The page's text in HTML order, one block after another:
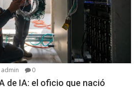
admin 0
de IA: el oficio que nació